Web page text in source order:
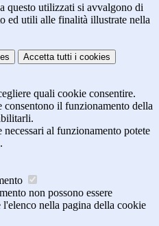
questo utilizzati si avvalgono di
ed utili alle finalità illustrate nella
Accetta tutti i cookies
quali cookie consentire.
consentono il funzionamento della
al funzionamento potete
.
non possono essere
nella pagina della cookie